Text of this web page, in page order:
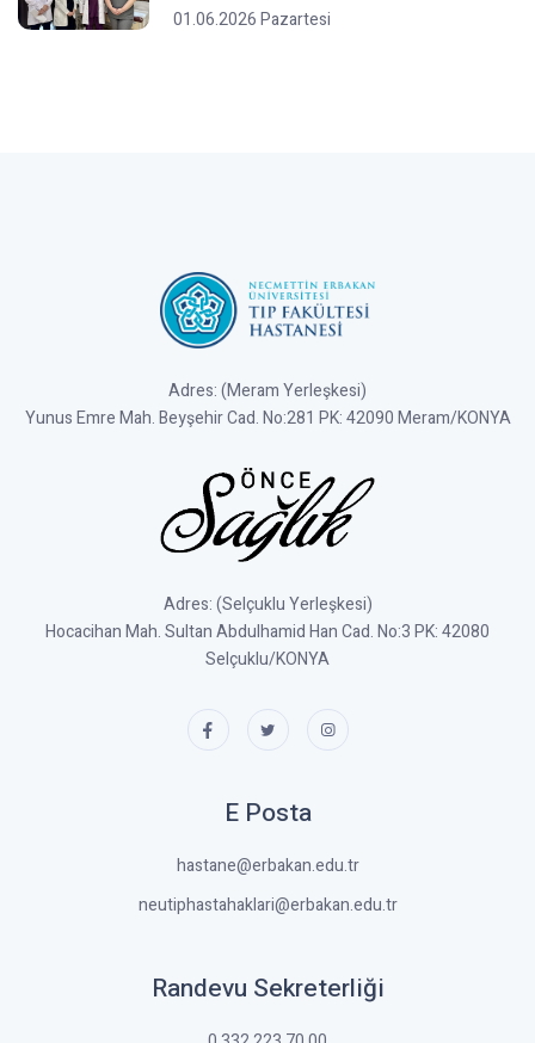
01.06.2026 Pazartesi
Adres: (Meram Yerleşkesi)
Yunus Emre Mah. Beyşehir Cad. No:281 PK: 42090 Meram/KONYA
Adres: (Selçuklu Yerleşkesi)
Hocacihan Mah. Sultan Abdulhamid Han Cad. No:3 PK: 42080
Selçuklu/KONYA
E Posta
hastane@erbakan.edu.tr
neutiphastahaklari@erbakan.edu.tr
Randevu Sekreterliği